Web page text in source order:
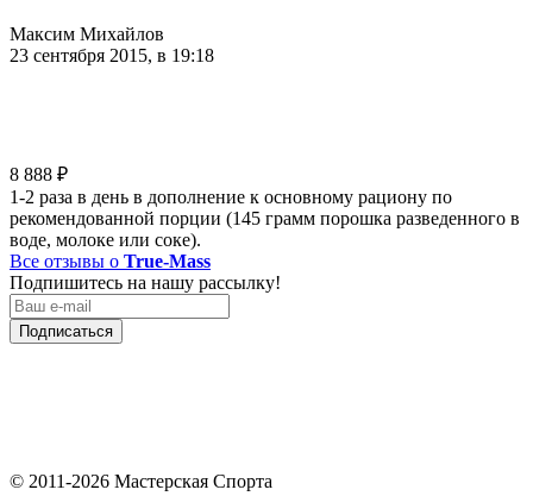
Максим Михайлов
23 сентября 2015, в 19:18
8 888 ₽
1-2 раза в день в дополнение к основному рациону по
рекомендованной порции (145 грамм порошка разведенного в
воде, молоке или соке).
Все отзывы о True-Mass
Подпишитесь на нашу рассылку!
Подписаться
© 2011-2026 Мастерская Спорта